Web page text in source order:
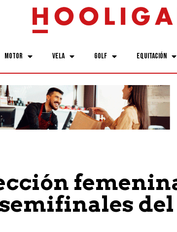
Motor Vela Golf Equitación